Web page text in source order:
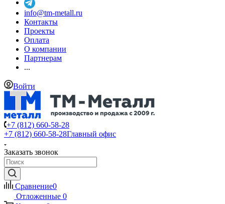
info@tm-metall.ru
Контакты
Проекты
Оплата
О компании
Партнерам
...
Войти
+7 (812) 660-58-28
+7 (812) 660-58-28Главный офис
Заказать звонок
Сравнение0
Отложенные 0